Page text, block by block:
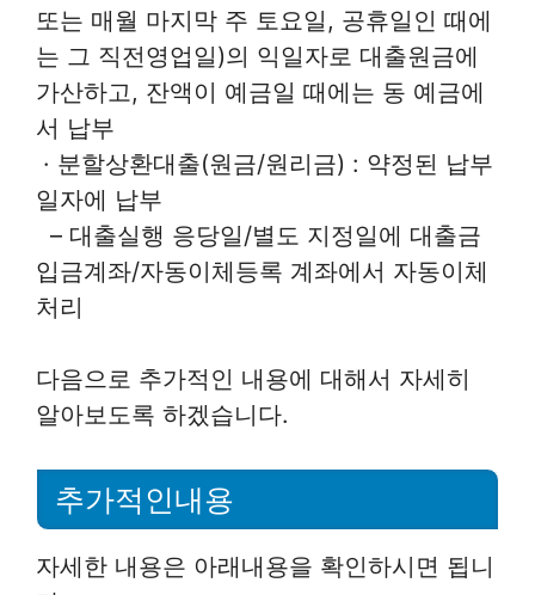
또는 매월 마지막 주 토요일, 공휴일인 때에
는 그 직전영업일)의 익일자로 대출원금에
가산하고, 잔액이 예금일 때에는 동 예금에
서 납부
· 분할상환대출(원금/원리금) : 약정된 납부
일자에 납부
– 대출실행 응당일/별도 지정일에 대출금
입금계좌/자동이체등록 계좌에서 자동이체
처리
다음으로 추가적인 내용에 대해서 자세히
알아보도록 하겠습니다.
추가적인내용
자세한 내용은 아래내용을 확인하시면 됩니